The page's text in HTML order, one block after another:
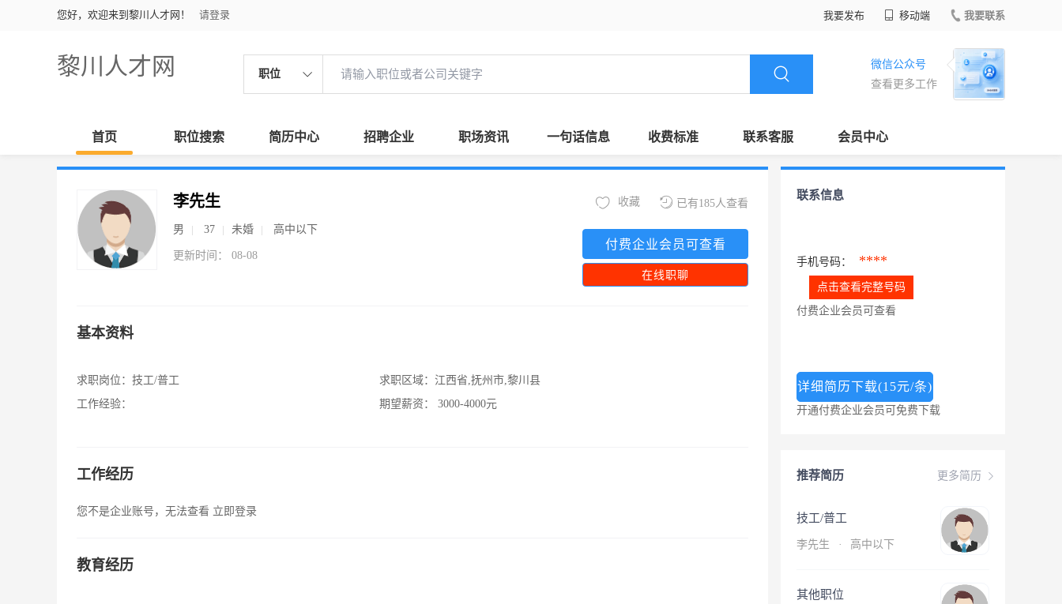
您好，欢迎来到黎川人才网！ 请登录 我要发布 移动端 我要联系
黎川人才网 职位
微信公众号
查看更多工作
首页 职位搜索 简历中心 招聘企业 职场资讯 一句话信息 收费标准 联系客服 会员中心
李先生
男 37 未婚 高中以下
更新时间： 08-08
已有185人查看
收藏
付费企业会员可查看
在线职聊
基本资料
求职岗位： 技工/普工
工作经验：
求职区域： 江西省,抚州市,黎川县
期望薪资：
3000-4000元
工作经历
您不是企业账号，无法查看 立即登录
教育经历
联系信息
手机号码： ****
点击查看完整号码
付费企业会员可查看
详细简历下载(15元/条)
开通付费企业会员可免费下载
更多简历
推荐简历
技工/普工
李先生 · 高中以下
其他职位